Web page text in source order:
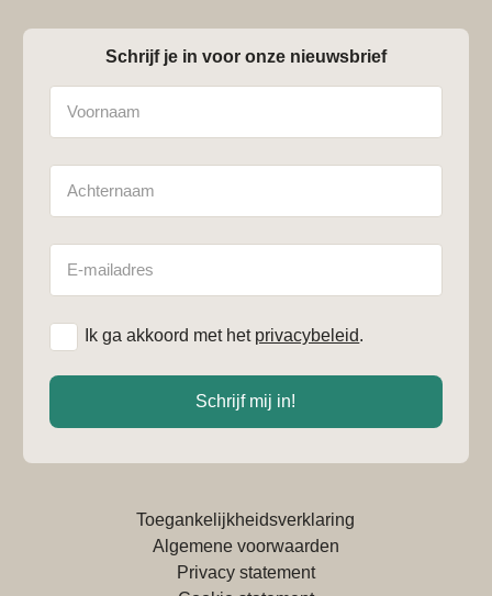
Schrijf je in voor onze nieuwsbrief
mailadres
Ik ga akkoord met het privacybeleid.
Schrijf mij in!
Toegankelijkheidsverklaring
Algemene voorwaarden
Privacy statement